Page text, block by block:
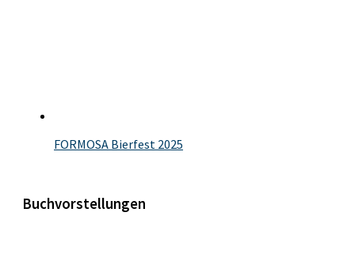
FORMOSA Bierfest 2025
Buchvorstellungen